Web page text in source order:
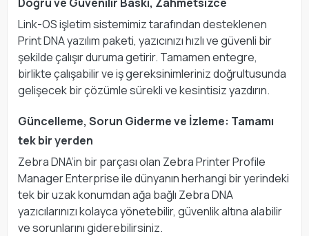
Link-OS işletim sistemimiz tarafından desteklenen
Print DNA yazılım paketi, yazıcınızı hızlı ve güvenli bir
şekilde çalışır duruma getirir. Tamamen entegre,
birlikte çalışabilir ve iş gereksinimleriniz doğrultusunda
gelişecek bir çözümle sürekli ve kesintisiz yazdırın.
Güncelleme, Sorun Giderme ve İzleme: Tamamı
tek bir yerden
Zebra DNA’in bir parçası olan Zebra Printer Profile
Manager Enterprise ile dünyanın herhangi bir yerindeki
tek bir uzak konumdan ağa bağlı Zebra DNA
yazıcılarınızı kolayca yönetebilir, güvenlik altına alabilir
ve sorunlarını giderebilirsiniz.